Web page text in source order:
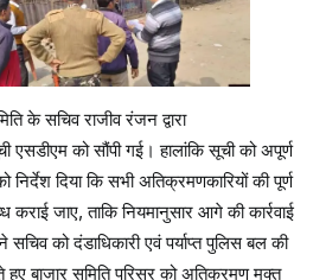
के सचिव राजीव रंजन द्वारा
एसडीएम को सौंपी गई। हालांकि सूची को अपूर्ण
दिया कि सभी अतिक्रमणकारियों की पूर्ण
जाए, ताकि नियमानुसार आगे की कार्रवाई
को दंडाधिकारी एवं पर्याप्त पुलिस बल की
बाजार समिति परिसर को अतिक्रमण मुक्त